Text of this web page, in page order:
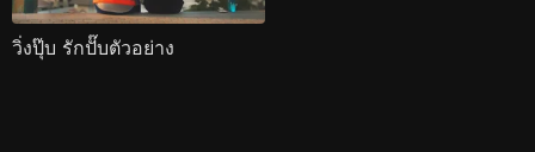
วิ่งปุ๊บ รักปั๊บตัวอย่าง